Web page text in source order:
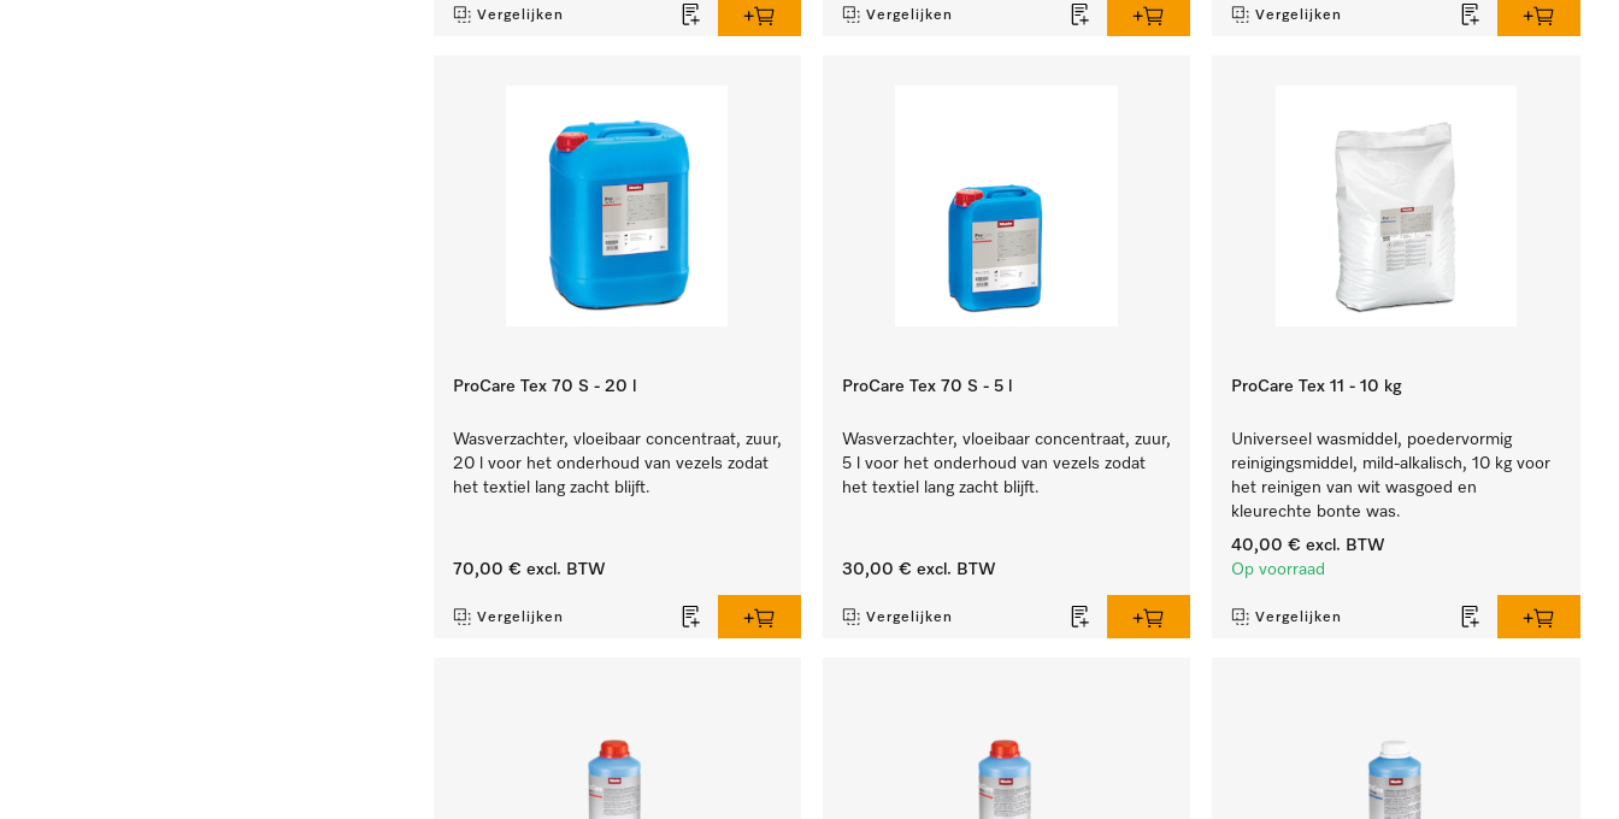
Vergelijken Vergelijken Vergelijken
ProCare Tex 70 S - 20 l
Wasverzachter, vloeibaar concentraat, zuur,
20 l voor het onderhoud van vezels zodat
het textiel lang zacht blijft.
70,00 € excl. BTW
Vergelijken
ProCare Tex 70 S - 5 l
Wasverzachter, vloeibaar concentraat, zuur,
5 l voor het onderhoud van vezels zodat
het textiel lang zacht blijft.
30,00 € excl. BTW
Vergelijken
ProCare Tex 11 - 10 kg
Universeel wasmiddel, poedervormig
reinigingsmiddel, mild-alkalisch, 10 kg voor
het reinigen van wit wasgoed en
kleurechte bonte was.
40,00 € excl. BTW
Op voorraad
Vergelijken